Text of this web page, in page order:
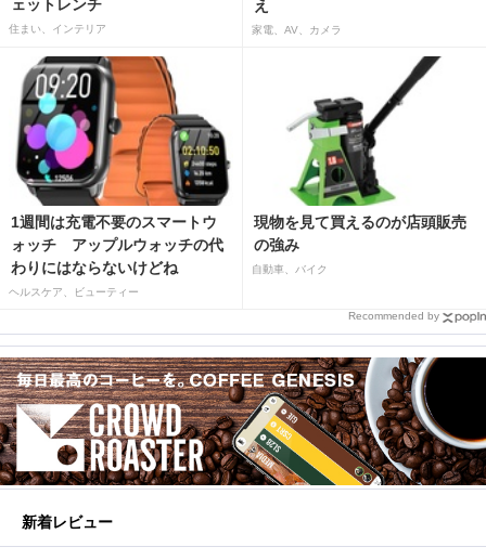
ェットレンチ
住まい、インテリア
え
家電、AV、カメラ
1週間は充電不要のスマートウ
ォッチ アップルウォッチの代
わりにはならないけどね
ヘルスケア、ビューティー
現物を見て買えるのが店頭販売
の強み
自動車、バイク
Recommended by
新着レビュー